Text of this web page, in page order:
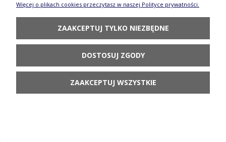
Mlecznik V 0,18 L Bolesławiec GU1355DEK37
Więcej o plikach cookies przeczytasz w naszej Polityce prywatności.
ZAAKCEPTUJ TYLKO NIEZBĘDNE
DOSTOSUJ ZGODY
ZAAKCEPTUJ WSZYSTKIE